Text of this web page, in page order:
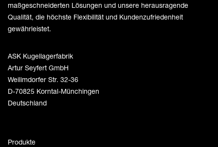
maßgeschneiderten Lösungen und unsere herausragende
Qualität, die höchste Flexibilität und Kundenzufriedenheit
gewährleistet.
ASK Kugellagerfabrik
Artur Seyfert GmbH
Weilimdorfer Str. 32-36
D-70825 Korntal-Münchingen
Deutschland
Produkte